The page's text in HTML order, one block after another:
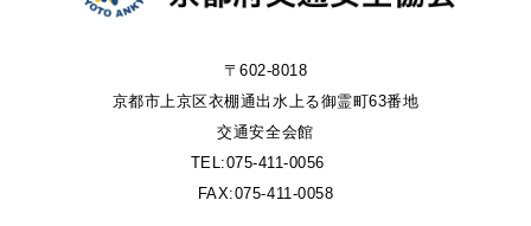
〒602-8018
京都市上京区衣棚通出水上る御霊町63番地
交通安全会館
TEL:075-411-0056
FAX:075-411-0058